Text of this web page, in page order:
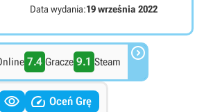
Data wydania:19 września 2022
7.4 Gracze 9.1 Steam 
  Oceń Grę